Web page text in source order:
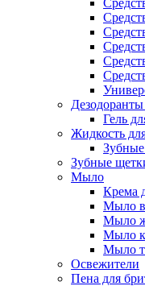
Гель
Жидкость
Зубные
Мыло
Крема
Мыло
Мыло
Мыло
Мыло
Освежители
Пена для